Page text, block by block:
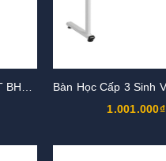
1.001.000₫